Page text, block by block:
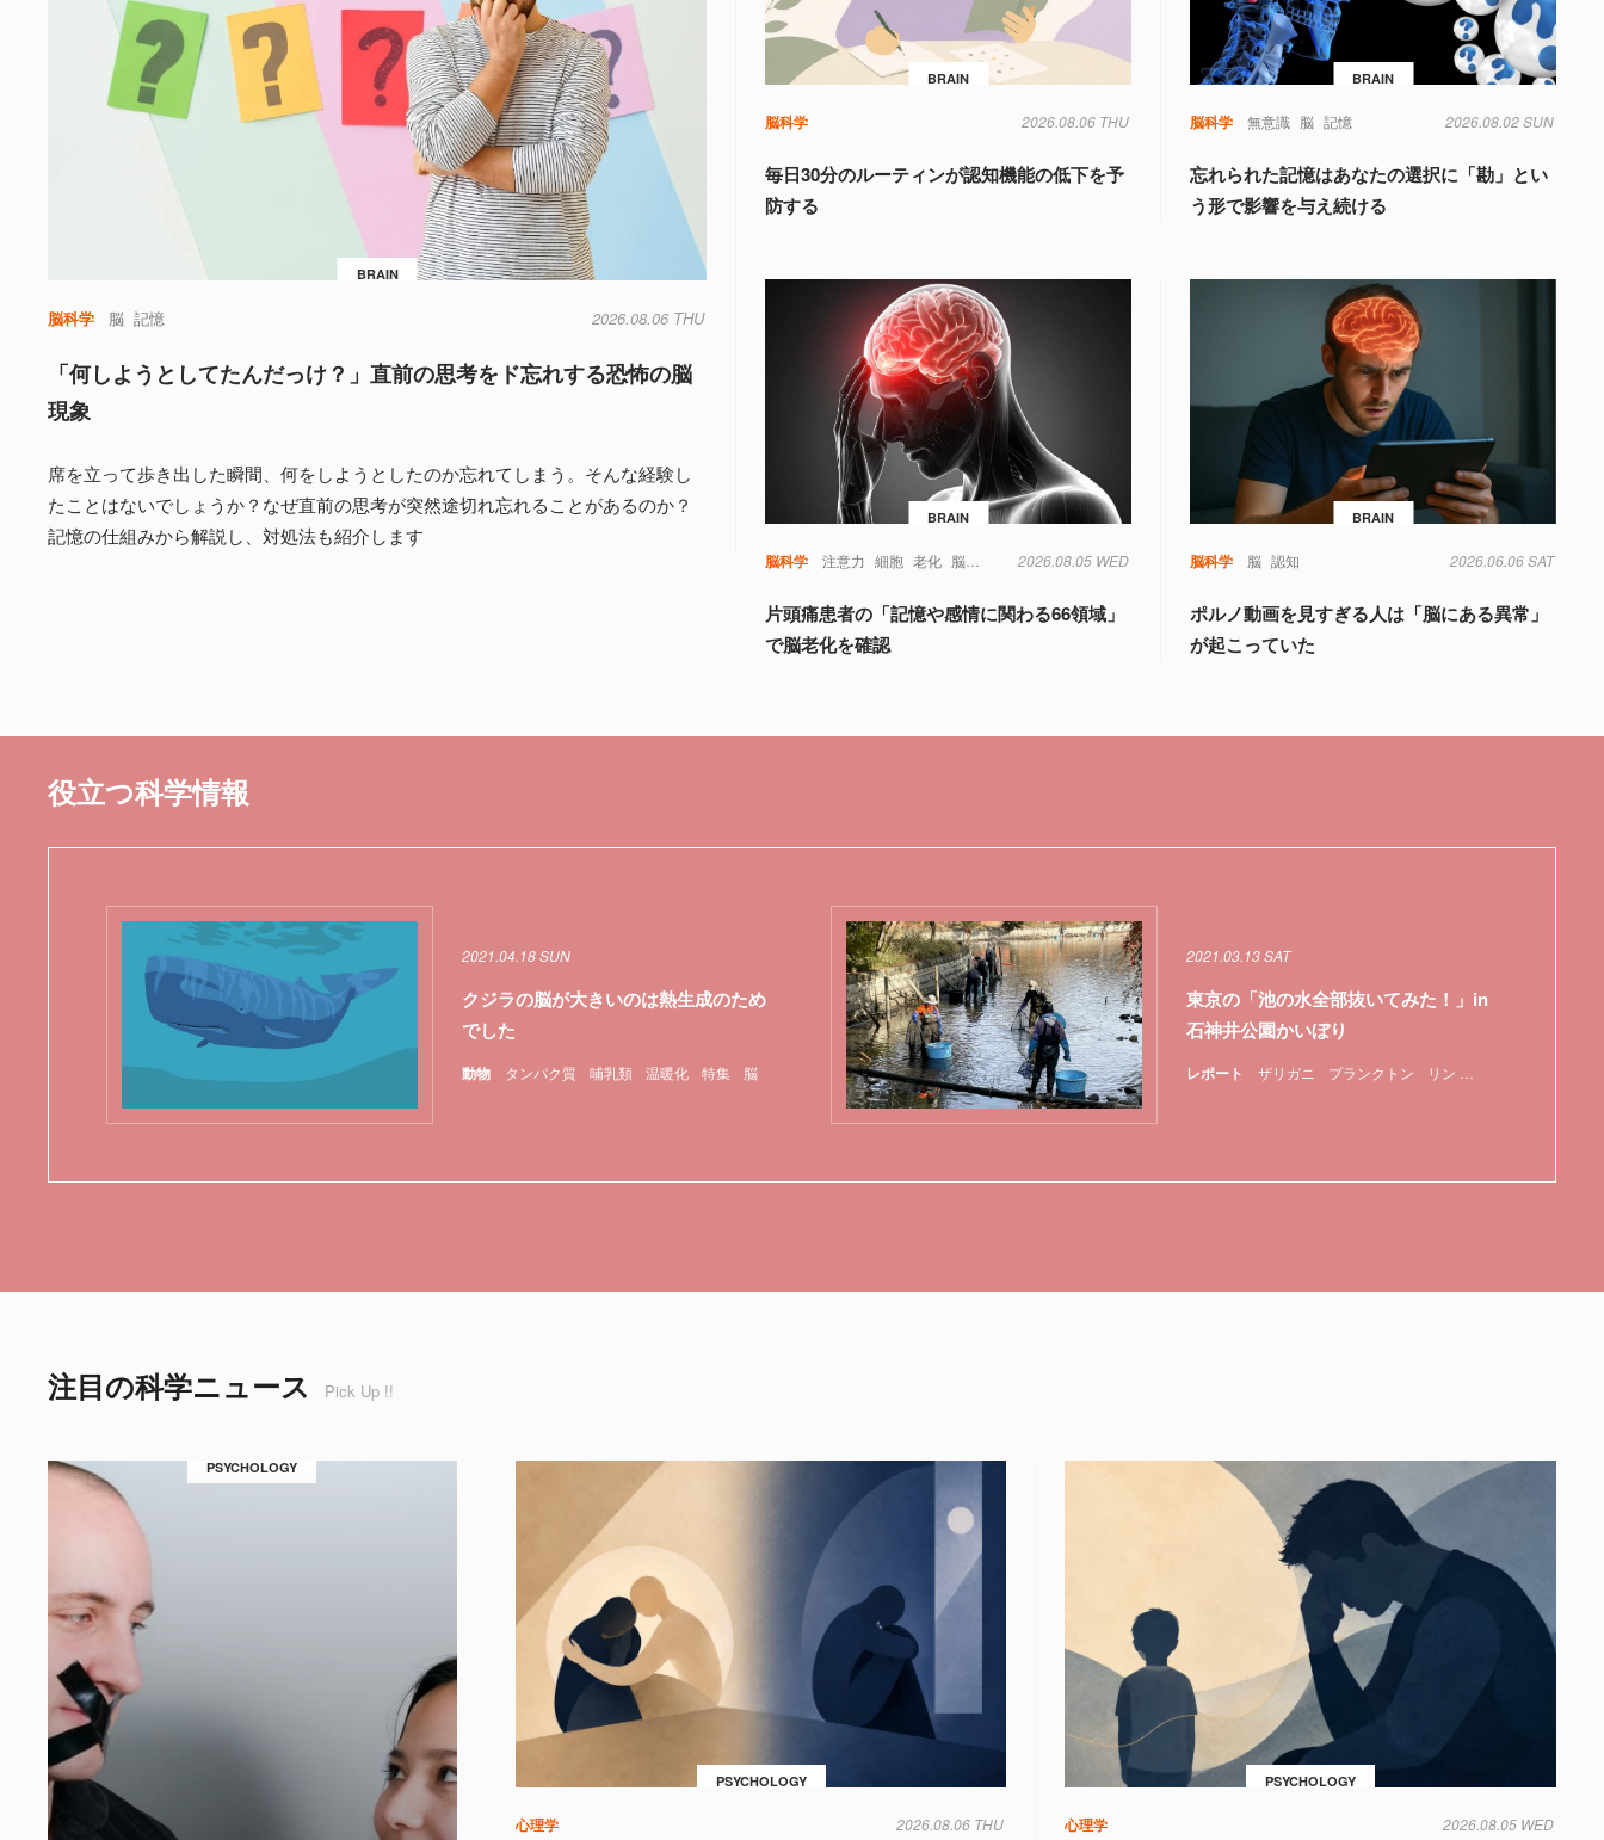
BRAIN
脳科学 脳 記憶 2026.08.06 THU
「何しようとしてたんだっけ？」直前の思考をド忘れする恐怖の脳
現象
席を立って歩き出した瞬間、何をしようとしたのか忘れてしまう。そんな経験し
たことはないでしょうか？なぜ直前の思考が突然途切れ忘れることがあるのか？
記憶の仕組みから解説し、対処法も紹介します
BRAIN
脳科学 2026.08.06 THU
毎日30分のルーティンが認知機能の低下を予
防する
BRAIN
脳科学 無意識 脳 記憶 2026.08.02 SUN
忘れられた記憶はあなたの選択に「勘」とい
う形で影響を与え続ける
BRAIN
脳科学 注意力 細胞 老化 脳 記憶 認知
2026.08.05 WED
片頭痛患者の「記憶や感情に関わる66領域」
で脳老化を確認
BRAIN
脳科学 脳 認知 2026.06.06 SAT
ポルノ動画を見すぎる人は「脳にある異常」
が起こっていた
役立つ科学情報
動物 タンパク質 哺乳類 温暖化 特集 脳
2021.04.18 SUN
クジラの脳が大きいのは熱生成のため
でした
レポート ザリガニ プランクトン リン
2021.03.13 SAT
東京の「池の水全部抜いてみた！」in
石神井公園かいぼり
注目の科学ニュース Pick Up !!
PSYCHOLOGY
PSYCHOLOGY
心理学 2026.08.06 THU
PSYCHOLOGY
心理学 2026.08.05 WED